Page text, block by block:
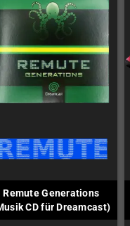
Remute Generations
CD für Dreamcast)